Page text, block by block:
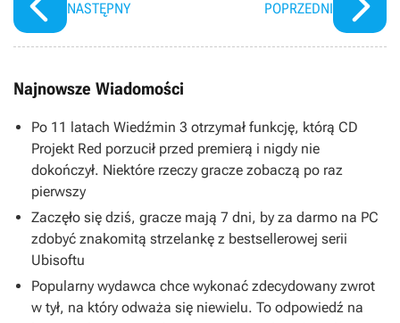
NASTĘPNY POPRZEDNI
Najnowsze Wiadomości
Po 11 latach Wiedźmin 3 otrzymał funkcję, którą CD
Projekt Red porzucił przed premierą i nigdy nie
dokończył. Niektóre rzeczy gracze zobaczą po raz
pierwszy
Zaczęło się dziś, gracze mają 7 dni, by za darmo na PC
zdobyć znakomitą strzelankę z bestsellerowej serii
Ubisoftu
Popularny wydawca chce wykonać zdecydowany zwrot
w tył, na który odważa się niewielu. To odpowiedź na